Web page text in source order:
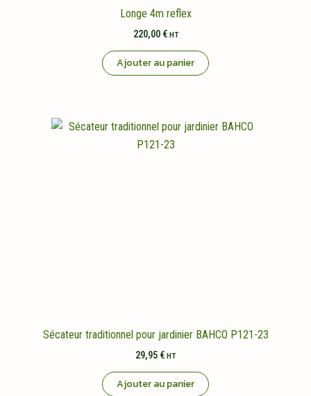
Longe 4m reflex
220,00 € HT
Ajouter au panier
Sécateur traditionnel pour jardinier BAHCO P121-23
29,95 € HT
Ajouter au panier